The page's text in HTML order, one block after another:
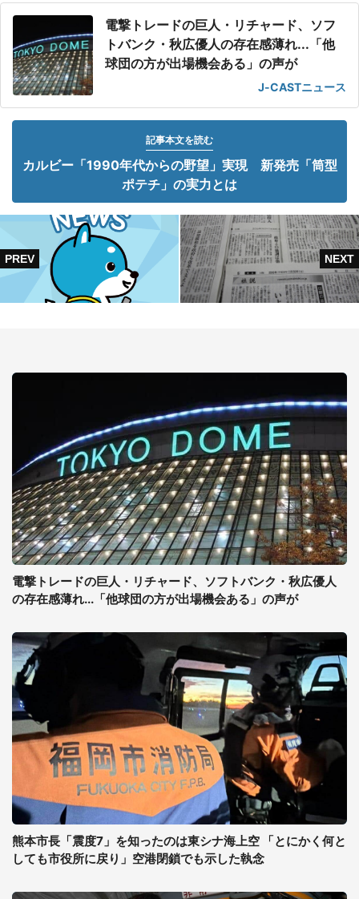
電撃トレードの巨人・リチャード、ソフ
トバンク・秋広優人の存在感薄れ...「他
球団の方が出場機会ある」の声が
J-CASTニュース
記事本文を読む
カルビー「1990年代からの野望」実現 新発売「筒型
ポテチ」の実力とは
電撃トレードの巨人・リチャード、ソフトバンク・秋広優人
の存在感薄れ...「他球団の方が出場機会ある」の声が
熊本市長「震度7」を知ったのは東シナ海上空 「とにかく何と
しても市役所に戻り」空港閉鎖でも示した執念